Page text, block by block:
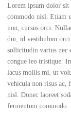
Lorem ipsum dolor sit
commodo nisl. Etiam
non, cursus orci.
dui, id vestibulum orci
sollicitudin varius nec
congue leo tristique.
lacus mollis mi, ut
vehicula non risus ac,
nisl. Donec laoreet
fermentum commodo.